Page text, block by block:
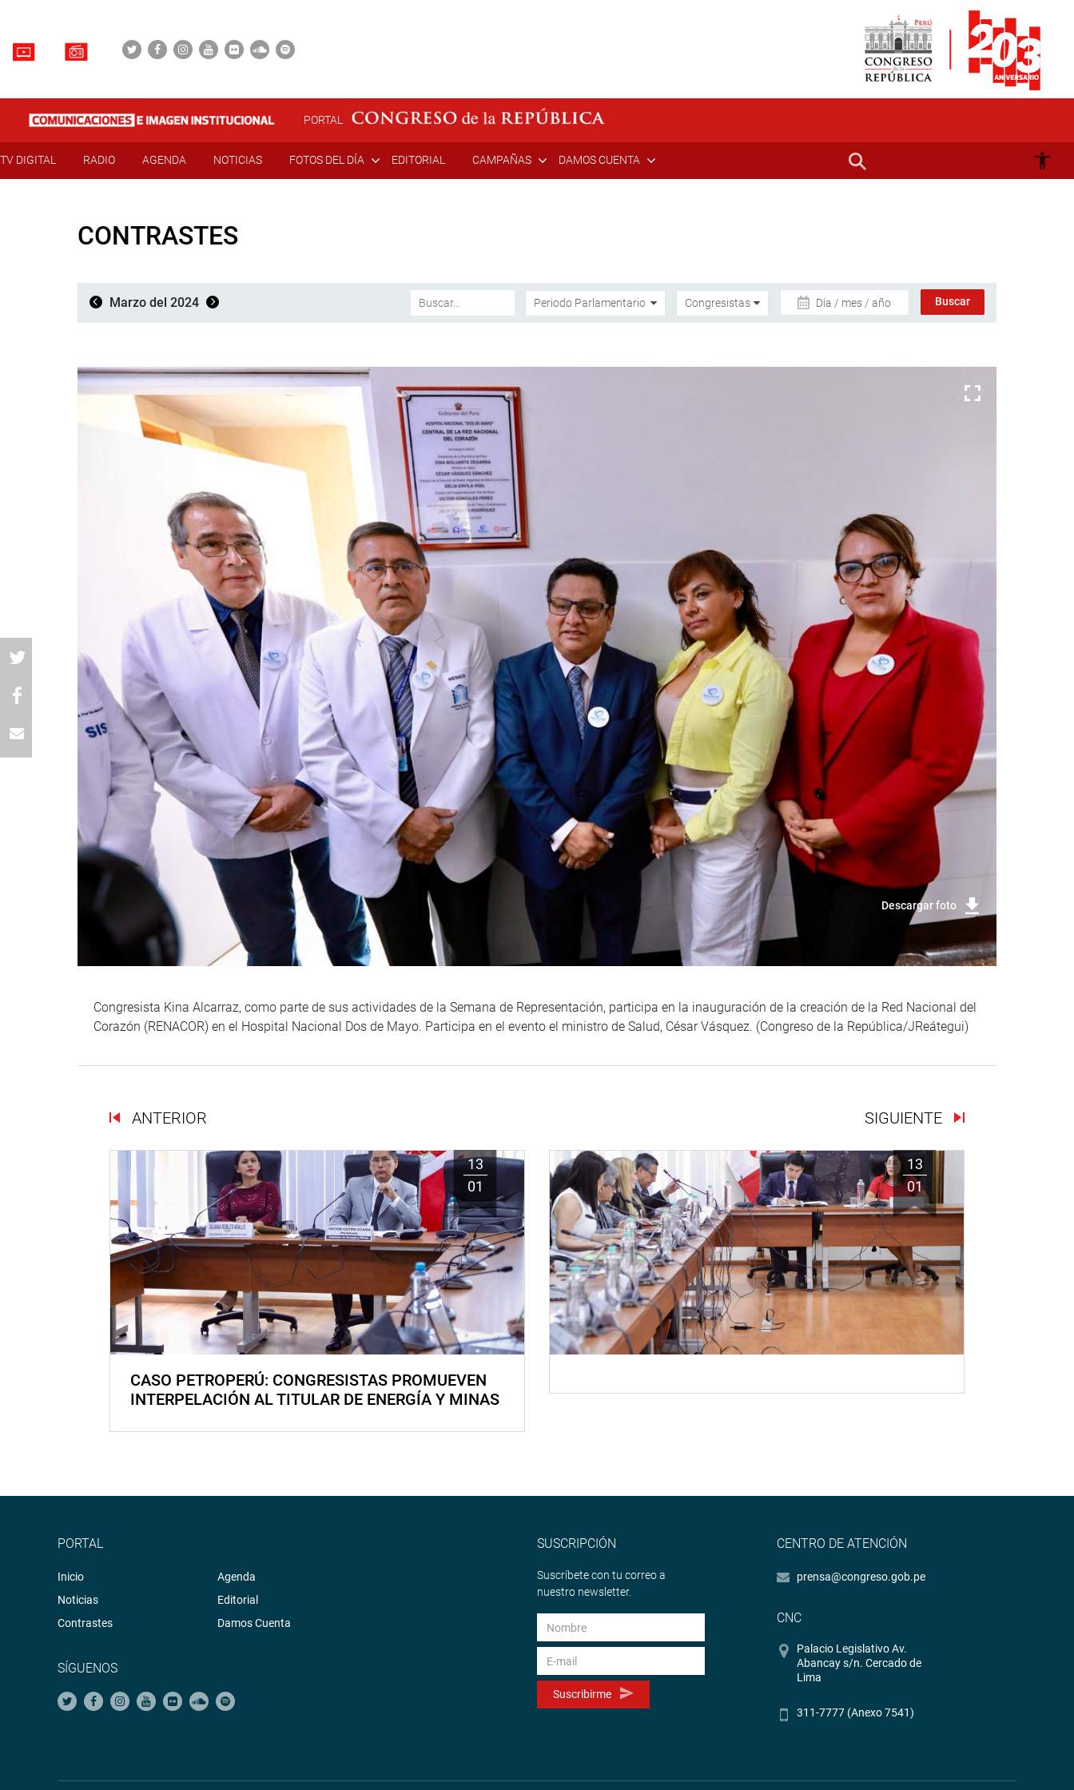
PORTAL
TV DIGITAL RADIO AGENDA NOTICIAS FOTOS DEL DÍA EDITORIAL CAMPAÑAS DAMOS CUENTA
CONTRASTES
Marzo del 2024 Día / mes / año
Descargar foto
Congresista Kina Alcarraz, como parte de sus actividades de la Semana de Representación, participa en la inauguración de la creación de la Red Nacional del
Corazón (RENACOR) en el Hospital Nacional Dos de Mayo. Participa en el evento el ministro de Salud, César Vásquez. (Congreso de la República/JReátegui)
ANTERIOR SIGUIENTE
13
01
CASO PETROPERÚ: CONGRESISTAS PROMUEVEN
INTERPELACIÓN AL TITULAR DE ENERGÍA Y MINAS
13
01
PORTAL
Inicio
Noticias
Contrastes
Agenda
Editorial
Damos Cuenta
SÍGUENOS
SUSCRIPCIÓN
Suscríbete con tu correo a
nuestro newsletter.
Suscribirme
CENTRO DE ATENCIÓN
prensa@congreso.gob.pe
CNC
Palacio Legislativo Av.
Abancay s/n. Cercado de
Lima
311-7777 (Anexo 7541)